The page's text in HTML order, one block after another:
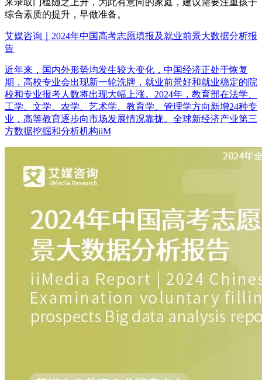
来录取门槛随之上升，为此有意向的家庭，建议需要注重孩子
综合素质的提升，早做准备。
艾媒咨询｜2024年中国高考志愿填报及就业前景大数据分析报
告
近年来，国内外形势均发生较大变化，中国经济正处于恢复
期，高校专业会出现新一轮洗牌，就业前景好和就业稳定的院
校和专业报考人数将出现大幅上涨。2024年，教育部在法学、
工学、文学、农学、艺术学、教育学、管理学方向新增24种专
业，高等教育逐步向市场发展情况靠拢。全球新经济产业第三
方数据挖掘和分析机构iiM